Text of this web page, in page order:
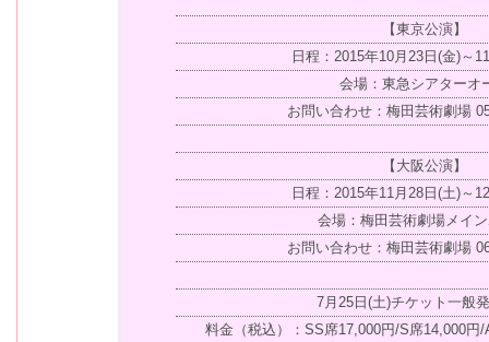
【東京公演】
日程：2015年10月23日(金)～
会場：東急シアターオ
お問い合わせ：梅田芸術劇場
【大阪公演】
日程：2015年11月28日(土)～
会場：梅田芸術劇場メイ
お問い合わせ：梅田芸術劇場
7月25日(土)チケット一般
料金（税込）：SS席17,000円/S席14,000円